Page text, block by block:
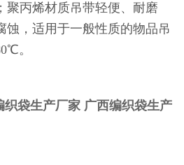
聚丙烯材质吊带轻便、耐磨
蚀，适用于一般性质的物品吊
。
织袋生产厂家 广西编织袋生产